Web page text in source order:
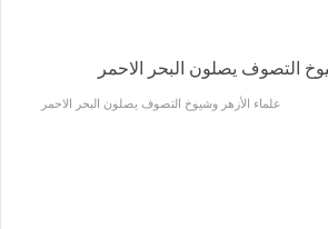
علماء الأزهر وشيوخ التصوف يصلون البحر الاحمر